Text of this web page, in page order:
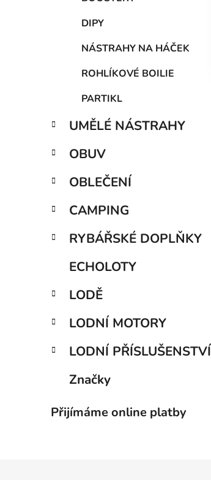
DIPY
NÁSTRAHY NA HÁČEK
ROHLÍKOVÉ BOILIE
PARTIKL
UMĚLÉ NÁSTRAHY
OBUV
OBLEČENÍ
CAMPING
RYBÁŘSKÉ DOPLŇKY
ECHOLOTY
LODĚ
LODNÍ MOTORY
LODNÍ PŘÍSLUŠENSTVÍ
Značky
Přijímáme online platby